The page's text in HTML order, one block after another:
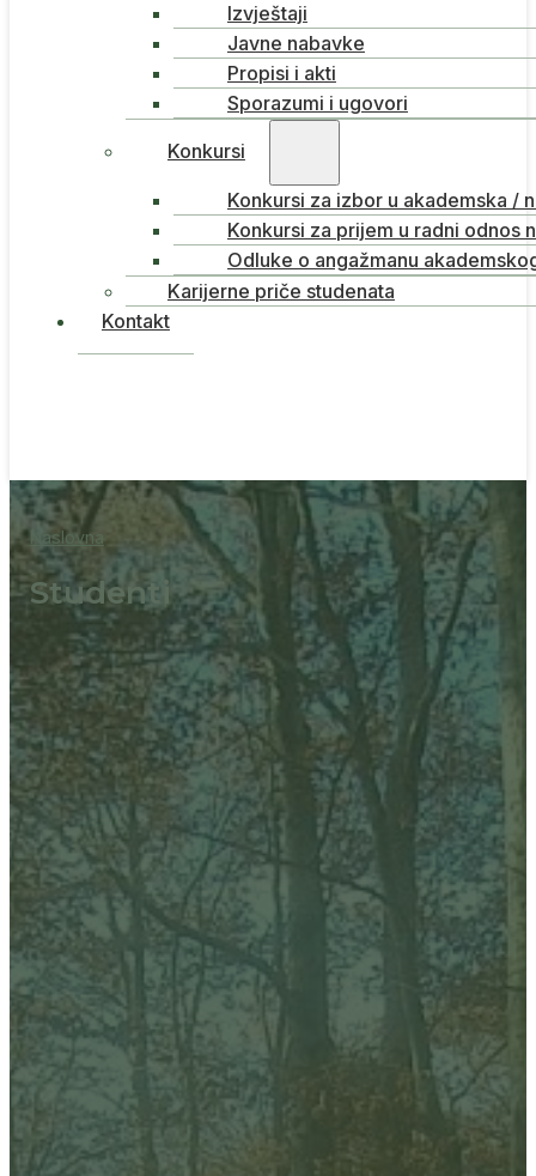
Izvještaji
Javne nabavke
Propisi i akti
Sporazumi i ugovori
Konkursi
Konkursi za izbor u akademska /
Konkursi za prijem u radni odnos
Odluke o angažmanu
Karijerne priče studenata
Kontakt
Naslovna
Studenti